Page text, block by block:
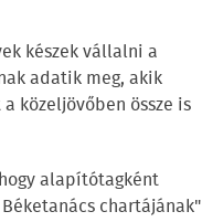
készek vállalni a
adatik meg, akik
közeljövőben össze is
alapítótagként
chartájának"